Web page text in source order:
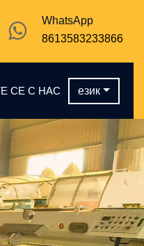
WhatsApp
8613583233866
СЕ С НАС език